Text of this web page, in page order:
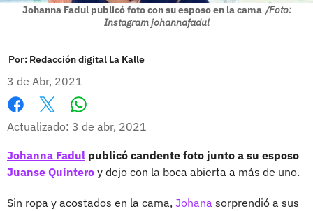
Johanna Fadul publicó foto con su esposo en la cama /Foto:
Instagram johannafadul
Por: Redacción digital La Kalle
3 de Abr, 2021
Facebook
X
Actualizado: 3 de abr, 2021
Johanna Fadul publicó candente foto junto a su esposo
Juanse Quintero y dejo con la boca abierta a más de uno.
Sin ropa y acostados en la cama, Johana sorprendió a sus